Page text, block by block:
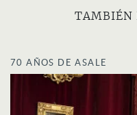
TAMBIÉN
70 AÑOS DE ASALE